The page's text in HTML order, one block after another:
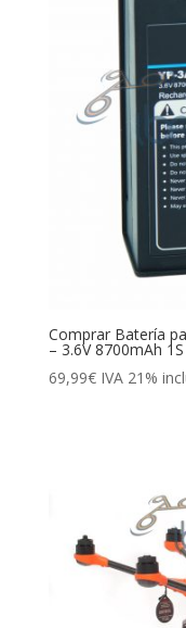
Comprar Batería
– 3.6V 8700mAh 1S
69,99€ IVA 21%